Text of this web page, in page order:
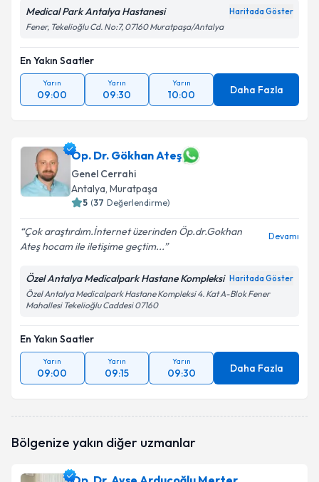
Medical Park Antalya Hastanesi Haritada Göster
Fener, Tekelioğlu Cd. No:7, 07160 Muratpaşa/Antalya
En Yakın Saatler
Yarın
09:00
Yarın
09:30
Yarın
10:00 Daha Fazla
Op. Dr. Gökhan Ateş
Genel Cerrahi
Antalya, Muratpaşa
5 (37 Değerlendirme)
Çok araştırdım.İnternet üzerinden Öp.dr.Gokhan
Ateş hocam ile iletişime geçtim...
Devamı
Özel Antalya Medicalpark Hastane Kompleksi Haritada Göster
Özel Antalya Medicalpark Hastane Kompleksi 4. Kat A-Blok Fener
Mahallesi Tekelioğlu Caddesi 07160
En Yakın Saatler
Yarın
09:00
Yarın
09:15
Yarın
09:30 Daha Fazla
Bölgenize yakın diğer uzmanlar